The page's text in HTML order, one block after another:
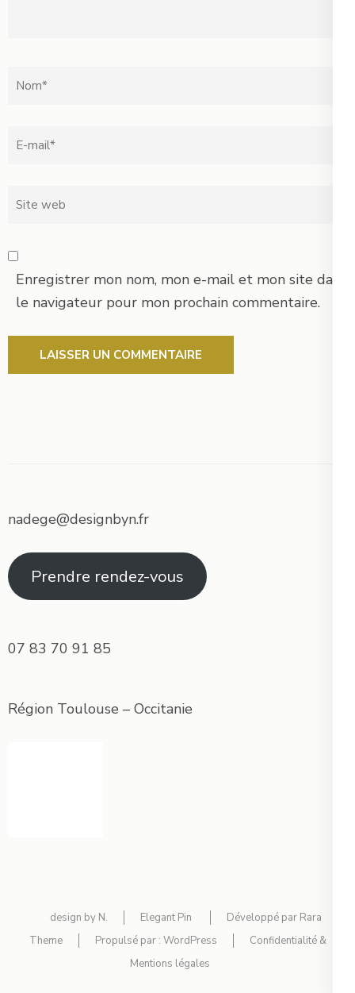
Nom *
Email *
Site
Enregistrer mon nom, mon e-mail et mon site dans
le navigateur pour mon prochain commentaire.
nadege@designbyn.fr
Prendre rendez-vous
07 83 70 91 85
Région Toulouse – Occitanie
design by N. Elegant Pin Développé par Rara
Theme
Propulsé par : WordPress
Confidentialité &
Mentions légales